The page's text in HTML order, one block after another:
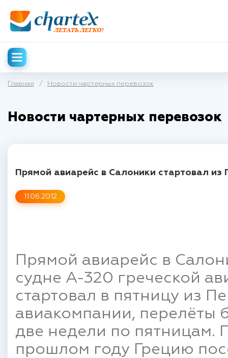
Главная / Новости чартерных перевозок
Новости чартерных перевозок
11.06.2012
Прямой авиарейс в Салоники стартовал из
Прямой авиарейс в
судне А-320 греческой
стартовал в пятницу из
авиакомпании, перелёты
две недели по пятницам.
прошлом году Грецию